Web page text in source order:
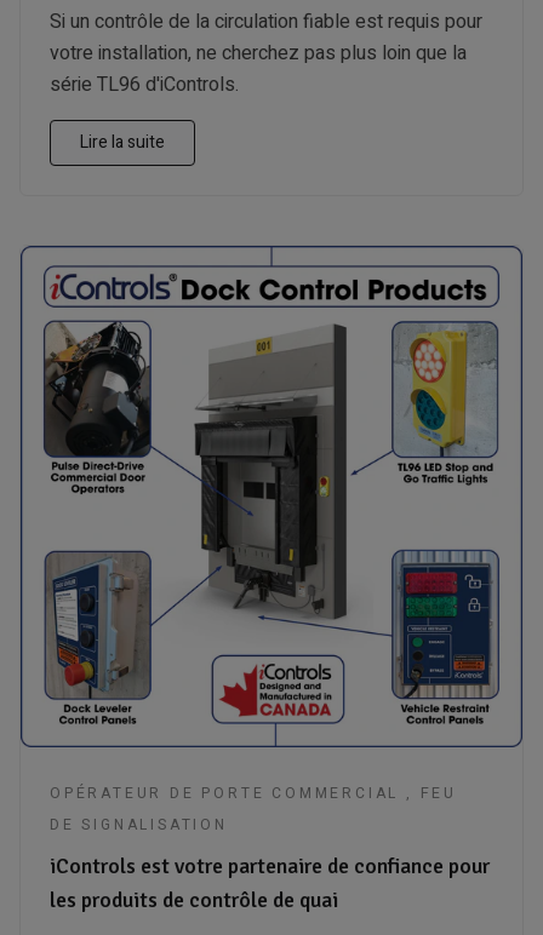
Si un contrôle de la circulation fiable est requis pour
votre installation, ne cherchez pas plus loin que la
série TL96 d'iControls.
Lire la suite
OPÉRATEUR DE PORTE COMMERCIAL , FEU
DE SIGNALISATION
iControls est votre partenaire de confiance pour
les produits de contrôle de quai